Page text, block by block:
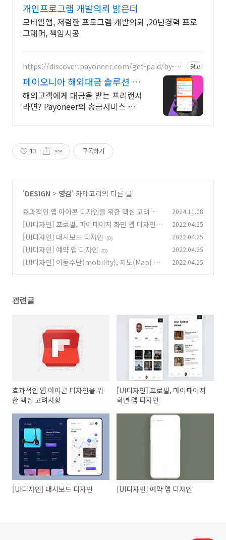
개인프로그램 개발의뢰 밝은터
모바일앱, 저렴한 프로그램 개발의뢰 ,20년경력 프로
그래머, 책임시공
https://discover.payoneer.com/get-paid/by-cli
광고
페이오니아 해외대금 솔루션 글
로벌 페이먼트 서비스
해외고객에게 대금을 받는 프리랜서
라면? Payoneer의 송금서비스 이용
13 구독하기
'DESIGN > 영감' 카테고리의 다른 글
효과적인 앱 아이콘 디자인을 위한 핵심 고려사항
(0)
2024.11.08
[UI디자인] 프로필, 마이페이지 화면 앱 디자인
(0)
2022.04.25
[UI디자인] 대시보드 디자인 (0) 2022.04.25
[UI디자인] 예약 앱 디자인 (0) 2022.04.25
[UI디자인] 이동수단(mobility), 지도(Map) 앱
2022.04.25
관련글
효과적인 앱 아이콘 디자인을 위
한 핵심 고려사항
[UI디자인] 프로필, 마이페이지
화면 앱 디자인
[UI디자인] 대시보드 디자인 [UI디자인] 예약 앱 디자인